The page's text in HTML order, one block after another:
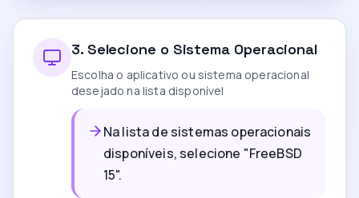
3. Selecione o Sistema Operacional
Escolha o aplicativo ou sistema operacional
desejado na lista disponível
Na lista de sistemas operacionais
disponíveis, selecione "FreeBSD
15".